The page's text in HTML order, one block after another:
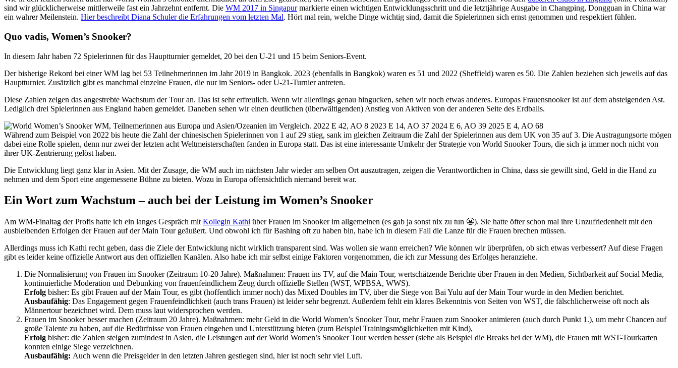
sind wir glücklicherweise mittlerweile fast ein Jahrzehnt entfernt. Die WM 2017 in Singapurmarkierte einen wichtigen Entwicklungsschritt und die letztjährige Ausgabe in Changping, Dongguan in China war
ein wahrer Meilenstein. Hier beschreibt Diana Schuler die Erfahrungen vom letzten Mal. Hört mal rein, welche Dinge wichtig sind, damit die Spielerinnen sich ernst genommen und respektiert fühlen.
Quo vadis, Women’s Snooker?
In diesem Jahr haben 72 Spielerinnen für das Hauptturnier gemeldet, 20 bei den U-21 und 15 beim Seniors-Event.
Der bisherige Rekord bei einer WM lag bei 53 Teilnehmerinnen im Jahr 2019 in Bangkok. 2023 (ebenfalls in Bangkok) waren es 51 und 2022 (Sheffield) waren es 50. Die Zahlen beziehen sich jeweils auf das
Hauptturnier. Zusätzlich gibt es manchmal einzelne Frauen, die nur im Seniors- oder U-21-Turnier antreten.
Diese Zahlen zeigen das angestrebte Wachstum der Tour an. Das ist sehr erfreulich. Wenn wir allerdings genau hingucken, sehen wir noch etwas anderes. Europas Frauensnooker ist auf dem absteigenden Ast.
Lediglich drei Spielerinnen aus England haben gemeldet. Daneben sehen wir einen deutlichen (überwältigenden) Anstieg von Aktiven von der anderen Seite des Erdballs.
Während zum Beispiel von 2022 bis heute die Zahl der chinesischen Spielerinnen von 1 auf 29 stieg, sank im gleichen Zeitraum die Zahl der Spielerinnen aus dem UK von 35 auf 3. Die Austragungsorte mögen
dabei eine Rolle spielen, denn nur zwei der letzten acht Weltmeisterschaften fanden in Europa statt. Das ist eine interessante Umkehr der Strategie von World Snooker Tours, die sich ja immer noch nicht von
ihrer UK-Zentrierung gelöst haben.
Die Entwicklung liegt ganz klar in Asien. Mit der Zusage, die WM auch im nächsten Jahr wieder am selben Ort auszutragen, zeigen die Verantwortlichen in China, dass sie gewillt sind, Geld in die Hand zu
nehmen und dem Sport eine angemessene Bühne zu bieten. Wozu in Europa offensichtlich niemand bereit war.
Ein Wort zum Wachstum – auch bei der Leistung im Women’s Snooker
Am WM-Finaltag der Profis hatte ich ein langes Gespräch mit Kollegin Kathi über Frauen im Snooker im allgemeinen (es gab ja sonst nix zu tun 😬). Sie hatte öfter schon mal ihre Unzufriedenheit mit den
ausbleibenden Erfolgen der Frauen auf der Main Tour geäußert. Und obwohl ich für Bashing oft zu haben bin, habe ich in diesem Fall die Lanze für die Frauen brechen müssen.
Allerdings muss ich Kathi recht geben, dass die Ziele der Entwicklung nicht wirklich transparent sind. Was wollen sie wann erreichen? Wie können wir überprüfen, ob sich etwas verbessert? Auf diese Fragen
gibt es leider keine offizielle Antwort aus den offiziellen Kanälen. Also habe ich mir selbst einige Faktoren vorgenommen, die ich zur Messung des Erfolges heranziehe.
Die Normalisierung von Frauen im Snooker (Zeitraum 10-20 Jahre). Maßnahmen: Frauen ins TV, auf die Main Tour, wertschätzende Berichte über Frauen in den Medien, Sichtbarkeit auf Social Media,
kontinuierliche Moderation und Debunking von frauenfeindlichem Zeug durch offizielle Stellen (WST, WPBSA, WWS).
Erfolg bisher: Es gibt Frauen auf der Main Tour, es gibt (hoffentlich immer noch) das Mixed Doubles im TV, über die Siege von Bai Yulu auf der Main Tour wurde in den Medien berichtet.
Ausbaufähig: Das Engagement gegen Frauenfeindlichkeit (auch trans Frauen) ist leider sehr begrenzt. Außerdem fehlt ein klares Bekenntnis von Seiten von WST, die fälschlicherweise oft noch als
Männertour bezeichnet wird. Dem muss laut widersprochen werden.
Frauen im Snooker besser machen (Zeitraum 20 Jahre). Maßnahmen: mehr Geld in die World Women’s Snooker Tour, mehr Frauen zum Snooker animieren (auch durch Punkt 1.), um mehr Chancen auf
große Talente zu haben, auf die Bedürfnisse von Frauen eingehen und Unterstützung bieten (zum Beispiel Trainingsmöglichkeiten mit Kind),
Erfolg bisher: die Zahlen steigen zumindest in Asien, die Leistungen auf der World Women’s Snooker Tour werden besser (siehe als Beispiel die Breaks bei der WM), die Frauen mit WST-Tourkarten
konnten einige Siege verzeichnen.
Ausbaufähig: Auch wenn die Preisgelder in den letzten Jahren gestiegen sind, hier ist noch sehr viel Luft.